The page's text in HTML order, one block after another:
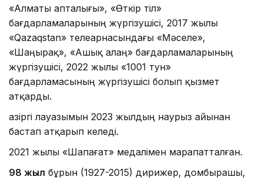
«Алматы апталығы», «Өткір тіл»
бағдарламаларының жүргізушісі, 2017 жылы
«Qazaqstan» телеарнасындағы «Мәселе»,
«Шаңырақ», «Ашық алаң» бағдарламаларының
жүргізушісі, 2022 жылы «1001 тун»
бағдарламасының жүргізушісі болып қызмет
атқарды.
Қазіргі лауазымын 2023 жылдың наурыз айынан
бастап атқарып келеді.
2021 жылы «Шапағат» медалімен марапатталған.
98 жыл бұрын (1927-2015) дирижер, домбырашы,